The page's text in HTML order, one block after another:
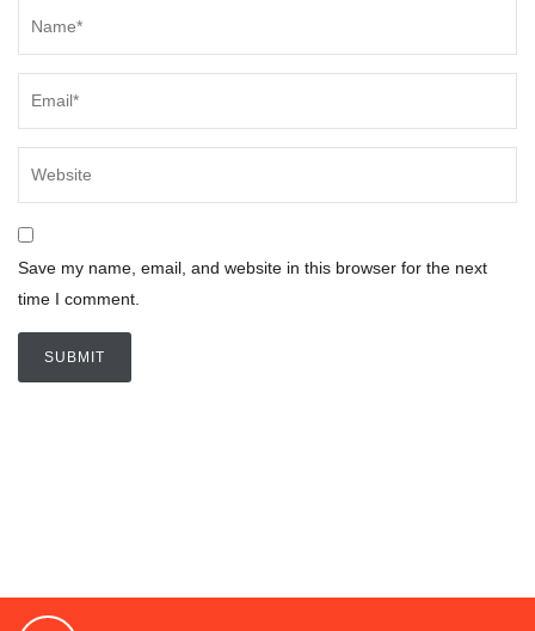
Save my name, email, and website in this browser for the next
time I comment.